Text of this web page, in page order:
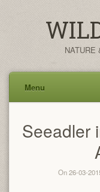
NATURE
Menu
Skip
to
content
Seeadler
On 26-03-